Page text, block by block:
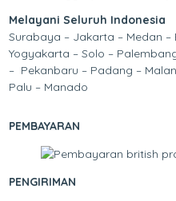
Melayani Seluruh Indonesia
Surabaya – Jakarta – Medan –
Yogyakarta – Solo –
– Pekanbaru – Padang –
Palu – Manado
PEMBAYARAN
PENGIRIMAN